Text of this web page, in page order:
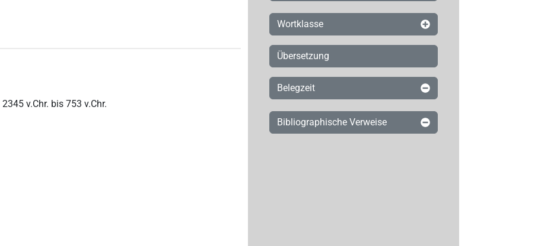
2345 v.Chr. bis 753 v.Chr.
Wortklasse
Übersetzung
Belegzeit
Bibliographische Verweise